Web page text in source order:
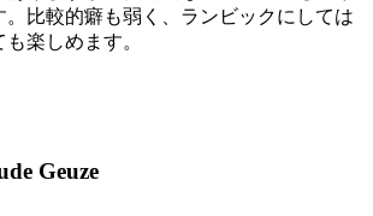
。比較的癖も弱く、ランビックにしては
楽しめます。
Geuze